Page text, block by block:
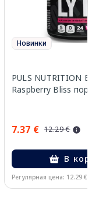
Новинки
PULS NUTRITION
Raspberry Bliss
7.37 € 12.29 €
В
Регулярная цена: 12.29 €